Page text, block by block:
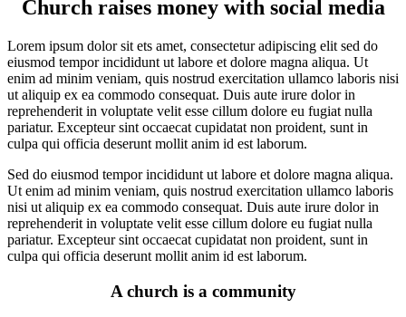
Church raises money with social media
Lorem ipsum dolor sit ets amet, consectetur adipiscing elit sed do
eiusmod tempor incididunt ut labore et dolore magna aliqua. Ut
enim ad minim veniam, quis nostrud exercitation ullamco laboris nisi
ut aliquip ex ea commodo consequat. Duis aute irure dolor in
reprehenderit in voluptate velit esse cillum dolore eu fugiat nulla
pariatur. Excepteur sint occaecat cupidatat non proident, sunt in
culpa qui officia deserunt mollit anim id est laborum.
Sed do eiusmod tempor incididunt ut labore et dolore magna aliqua.
Ut enim ad minim veniam, quis nostrud exercitation ullamco laboris
nisi ut aliquip ex ea commodo consequat. Duis aute irure dolor in
reprehenderit in voluptate velit esse cillum dolore eu fugiat nulla
pariatur. Excepteur sint occaecat cupidatat non proident, sunt in
culpa qui officia deserunt mollit anim id est laborum.
A church is a community